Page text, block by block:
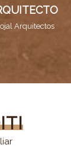
Arquitectos